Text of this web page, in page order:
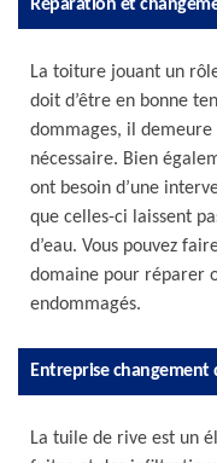
Réparation et
La toiture jouant un
doit d’être en bonne
dommages, il
nécessaire. Bien
ont besoin d’une
que celles-ci laissent
d’eau. Vous pouvez
domaine pour réparer
endommagés.
Entreprise changement
La tuile de rive est un